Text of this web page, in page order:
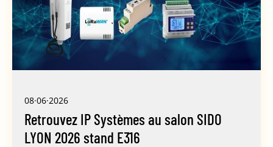
08·06·2026
Retrouvez IP Systèmes au salon SIDO
LYON 2026 stand E316